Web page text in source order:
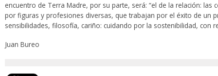
encuentro de Terra Madre, por su parte, será: “el de la relación:
por figuras y profesiones diversas, que trabajan por el éxito de un
sensibilidades, filosofía, cariño: cuidando por la sostenibilidad, con
Juan Bureo